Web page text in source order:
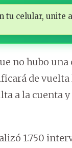
tu celular, unite
no hubo
de
a la cuenta
1.750